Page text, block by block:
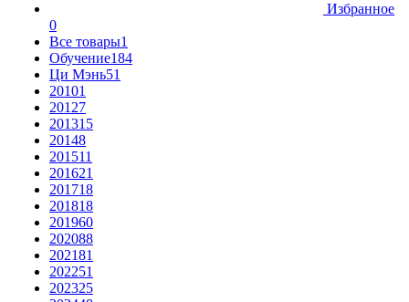
Избранное
0
Все товары1
Обучение184
Ци Мэнь51
20101
20127
201315
20148
201511
201621
201718
201818
201960
202088
202181
202251
202325